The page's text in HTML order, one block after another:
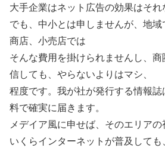
大手企業はネット広告の効果はそれ
でも、中小とは申しませんが、地
商店、小売店では
そんな費用を掛けられませんし、
信しても、やらないよりはマシ、
程度です。我が社が発行する情報
料で確実に届きます。
メデイア風に申せば、そのエリアの
いくらインターネットが普及して